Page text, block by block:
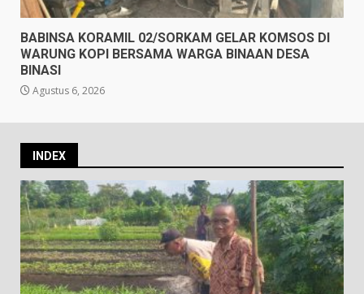
BABINSA KORAMIL 02/SORKAM GELAR KOMSOS DI
WARUNG KOPI BERSAMA WARGA BINAAN DESA
BINASI
Agustus 6, 2026
INDEX